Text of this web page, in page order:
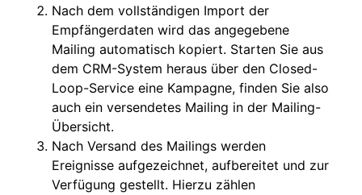
Nach dem vollständigen Import der
Empfängerdaten wird das angegebene
Mailing automatisch kopiert. Starten Sie aus
dem CRM-System heraus über den Closed-
Loop-Service eine Kampagne, finden Sie also
auch ein versendetes Mailing in der Mailing-
Übersicht.
Nach Versand des Mailings werden
Ereignisse aufgezeichnet, aufbereitet und zur
Verfügung gestellt. Hierzu zählen